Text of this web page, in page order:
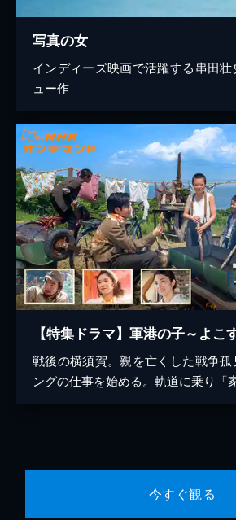
写真の女
インディーズ映画で活躍する串田
ュー作
戦後の横須賀。親を亡くした戦争
ングの仕事を始める。軌道に乗り「
今すぐ観る